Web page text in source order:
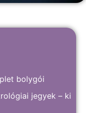
bolygói
jegyek – ki